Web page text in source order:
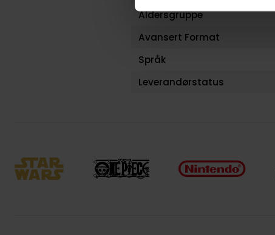
Aldersgruppe
Avansert Format
Språk
Leverandørstatus